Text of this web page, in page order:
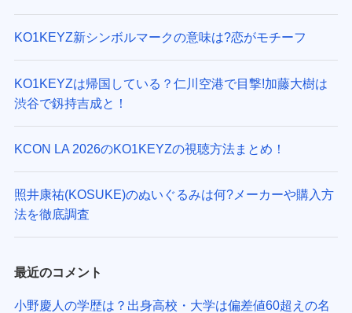
KO1KEYZ新シンボルマークの意味は?恋がモチーフ
KO1KEYZは帰国している？仁川空港で目撃!加藤大樹は
渋谷で釼持吉成と！
KCON LA 2026のKO1KEYZの視聴方法まとめ！
照井康祐(KOSUKE)のぬいぐるみは何?メーカーや購入方
法を徹底調査
最近のコメント
小野慶人の学歴は？出身高校・大学は偏差値60超えの名